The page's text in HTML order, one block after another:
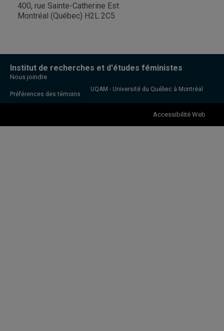
400, rue Sainte-Catherine Est
Montréal (Québec) H2L 2C5
Institut de recherches et d'études féministes
Nous joindre
Préférences des témoins
UQAM - Université du Québec à Montréal
Accessibilité Web